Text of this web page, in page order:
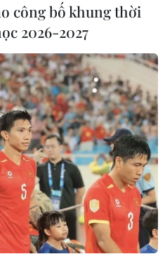
phải có chứng
tăng cường các biện
hành vi mang tính bạo
Ba và sẽ có hiệu lực
công bố khung thời
2026-2027